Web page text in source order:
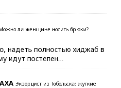
ли женщине носить брюки?
надеть полностью хиджаб в
идут постепен…
Экзорцист из Тобольска: жуткие